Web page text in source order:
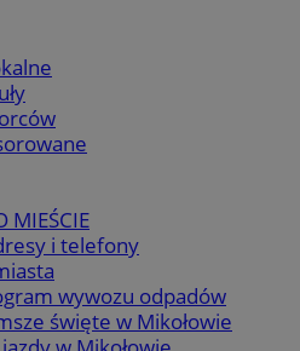
MIEŚCIE
i telefony
wywozu odpadów
święte w Mikołowie